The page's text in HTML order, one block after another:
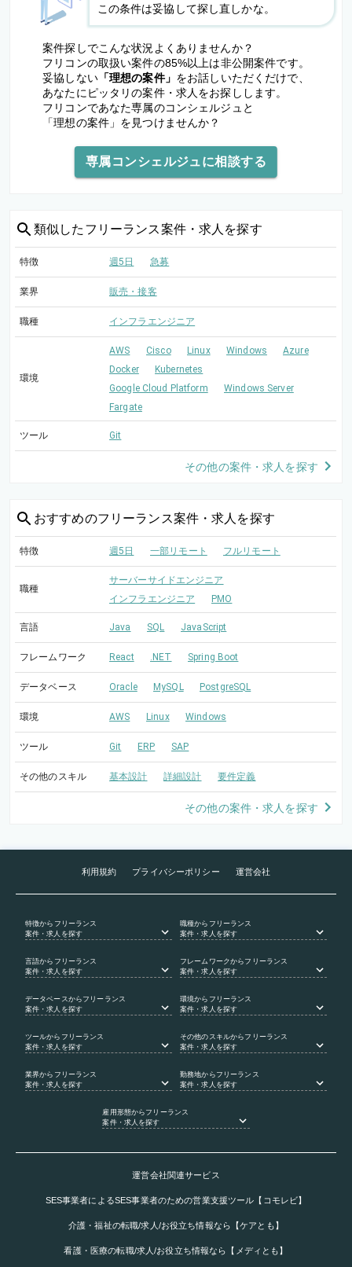
この条件は妥協して探し直しかな。
案件探しでこんな状況よくありませんか？
フリコンの取扱い案件の85%以上は非公開案件です。
妥協しない「理想の案件」 をお話しいただくだけで、
あなたにピッタリの案件・求人をお探しします。
フリコンであなた専属のコンシェルジュと
「理想の案件」を見つけませんか？
専属コンシェルジュに相談する
類似した フリーランス案件・求人を探す
特徴 週5日 急募
業界 販売・接客
職種 インフラエンジニア
環境
AWS Cisco Linux Windows
Azure
Docker
Kubernetes
Google Cloud Platform
Windows Server
Fargate
ツール Git
その他の案件・求人を探す
おすすめのフリーランス案件・求人を探す
特徴 週5日 一部リモート フルリモート
職種
サーバーサイドエンジニア
インフラエンジニア
PMO
言語 Java SQL JavaScript
フレームワーク React .NET Spring Boot
データベース Oracle MySQL PostgreSQL
環境 AWS Linux Windows
ツール Git ERP SAP
その他のスキル 基本設計 詳細設計 要件定義
その他の案件・求人を探す
利用規約 プライバシーポリシー 運営会社
特徴からフリーランス
案件・求人を探す
職種からフリーランス
案件・求人を探す
言語からフリーランス
案件・求人を探す
フレームワークからフリーランス
案件・求人を探す
データベース からフリーランス
案件・求人を探す
環境からフリーランス
案件・求人を探す
ツールからフリーランス
案件・求人を探す
その他のスキルからフリーランス
案件・求人を探す
業界からフリーランス
案件・求人を探す
勤務地からフリーランス
案件・求人を探す
雇用形態からフリーランス
案件・求人を探す
運営会社関連サービス
SES事業者によるSES事業者のための営業支援ツール【コモレビ】
介護・福祉の転職/求人/お役立ち情報なら【ケアとも】
看護・医療の転職/求人/お役立ち情報なら【メディとも】